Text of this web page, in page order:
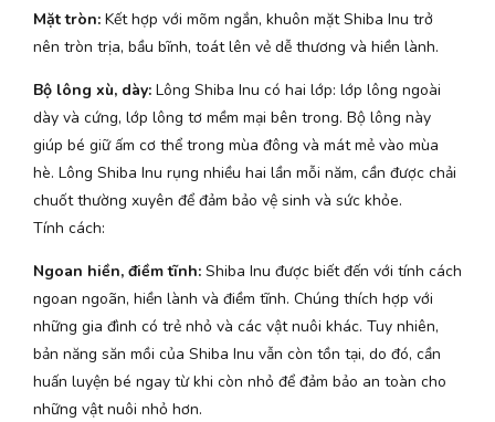
Mặt tròn: Kết hợp với mõm ngắn, khuôn mặt Shiba Inu trở
nên tròn trịa, bầu bĩnh, toát lên vẻ dễ thương và hiền lành.
Bộ lông xù, dày: Lông Shiba Inu có hai lớp: lớp lông ngoài
dày và cứng, lớp lông tơ mềm mại bên trong. Bộ lông này
giúp bé giữ ấm cơ thể trong mùa đông và mát mẻ vào mùa
hè. Lông Shiba Inu rụng nhiều hai lần mỗi năm, cần được chải
chuốt thường xuyên để đảm bảo vệ sinh và sức khỏe.
Tính cách:
Ngoan hiền, điềm tĩnh: Shiba Inu được biết đến với tính cách
ngoan ngoãn, hiền lành và điềm tĩnh. Chúng thích hợp với
những gia đình có trẻ nhỏ và các vật nuôi khác. Tuy nhiên,
bản năng săn mồi của Shiba Inu vẫn còn tồn tại, do đó, cần
huấn luyện bé ngay từ khi còn nhỏ để đảm bảo an toàn cho
những vật nuôi nhỏ hơn.